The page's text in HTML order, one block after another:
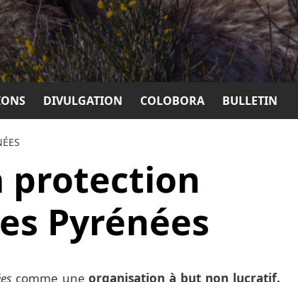
DIVULGATION COLOBORA BULLETIN
protection
Pyrénées
comme uneorganisation à but non lucratif.